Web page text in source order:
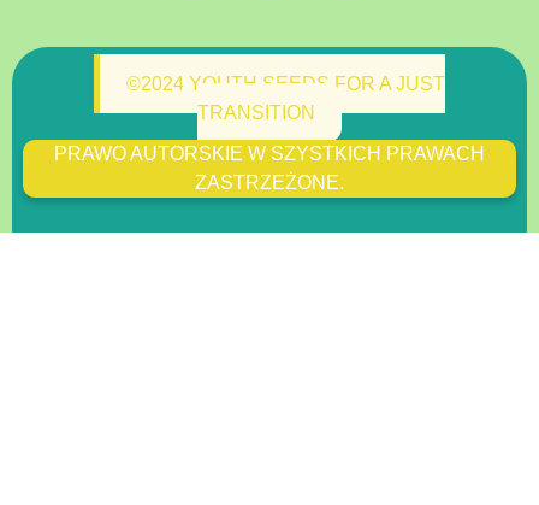
©2024 YOUTH SEEDS FOR A JUST
TRANSITION
PRAWO AUTORSKIE W SZYSTKICH PRAWACH
ZASTRZEŻONE.